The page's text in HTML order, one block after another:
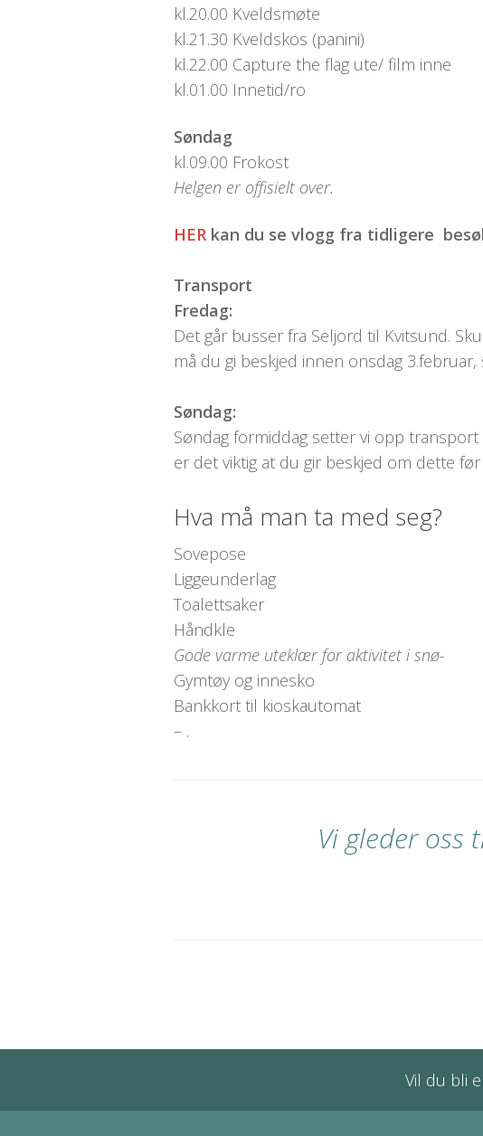
kl.20.00 Kveldsmøte
kl.21.30 Kveldskos (panini)
kl.22.00 Capture the flag ute/ film inne
kl.01.00 Innetid/ro
Søndag
kl.09.00 Frokost
Helgen er offisielt over.
HER kan du se vlogg fra tidligere
Transport
Fredag:
Det går busser fra Seljord til Kvitsund.
må du gi beskjed innen onsdag
Søndag:
Søndag formiddag setter vi opp
er det viktig at du gir beskjed om dette
Hva må man ta med seg?
Sovepose
Liggeunderlag
Toalettsaker
Håndkle
Gode varme uteklær for aktivitet i snø-
Gymtøy og innesko
Bankkort til kioskautomat
– .
Vi gleder oss
Vil du bli